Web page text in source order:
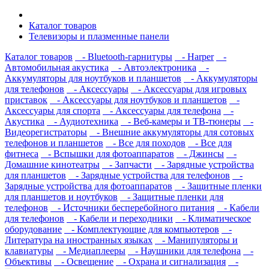
Каталог товаров
Телевизоры и плазменные панели
Каталог товаров
- Bluetooth-гарнитуры - Harper
-
Автомобильная акустика
- Автоэлектроника
-
Аккумуляторы для ноутбуков и планшетов
- Аккумуляторы
для телефонов
- Аксессуары
- Аксессуары для игровых
приставок
- Аксессуары для ноутбуков и планшетов
-
Аксессуары для спорта
- Аксессуары для телефона
-
Акустика
- Аудиотехника - Веб-камеры и ТВ-тюнеры
-
Видеорегистраторы
- Внешние аккумуляторы для сотовых
телефонов и планшетов
- Все для походов
- Все для
фитнеса
- Вспышки для фотоаппаратов - Джинсы
-
Домашние кинотеатры
- Запчасти
- Зарядные устройства
для планшетов
- Зарядные устройства для телефонов
-
Зарядные устройства для фотоаппаратов
- Защитные пленки
для планшетов и ноутбуков
- Защитные пленки для
телефонов
- Источники бесперебойного питания
- Кабели
для телефонов
- Кабели и переходники
- Климатическое
оборудование
- Комплектующие для компьютеров
-
Литература на иностранных языках
- Манипуляторы и
клавиатуры
- Медиаплееры - Наушники для телефона
-
Объективы
- Освещение - Охрана и сигнализация
-